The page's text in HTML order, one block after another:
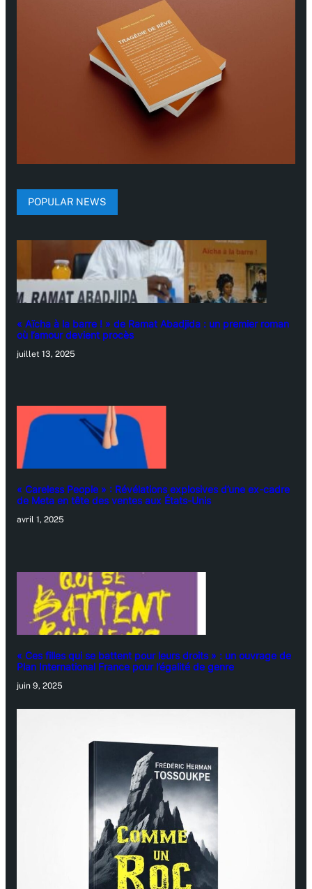
POPULAR NEWS
« Aïcha à la barre ! » de Ramat Abadjida : un premier roman
où l’amour devient procès
juillet 13, 2025
« Careless People » : Révélations explosives d’une ex-cadre
de Meta en tête des ventes aux États-Unis
avril 1, 2025
« Ces filles qui se battent pour leurs droits » : un ouvrage de
Plan International France pour l’égalité de genre
juin 9, 2025